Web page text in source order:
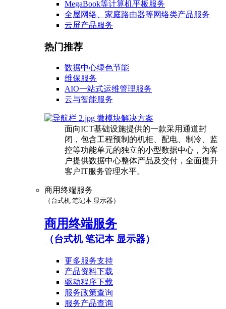
MegaBook等计算机平板服务
全屋网络、家庭路由器等网络类产品服务
云屏产品服务
热门推荐
数据中心绿色节能
维保服务
AIO一站式运维管理服务
云与智能服务
微模块解决方案
面向ICT基础设施提供的一款采用通道封
闭，包含工程预制的机柜、配电、制冷、监
控等功能单元的独立的小型数据中心，为客
户提供数据中心整体产品及交付，全面提升
客户IT服务管理水平。
商用终端服务
（台式机 笔记本 显示器）
商用终端服务
（台式机 笔记本 显示器）
更多服务支持
产品资料下载
驱动程序下载
服务政策查询
服务产品查询